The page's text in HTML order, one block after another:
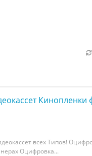
Кинопленки
всех Типов!
Оцифровка...